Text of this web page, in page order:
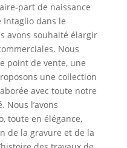
part de naissance
dans le
avons souhaité élargir
Nous
point de vente, une
une collection
avec toute notre
Nous l’avons
toute en élégance,
de la gravure et de la